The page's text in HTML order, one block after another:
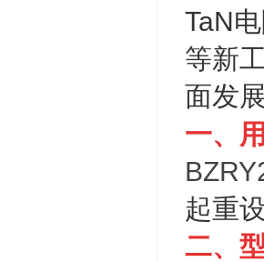
TaN
等新
面发
一、
起重
二、